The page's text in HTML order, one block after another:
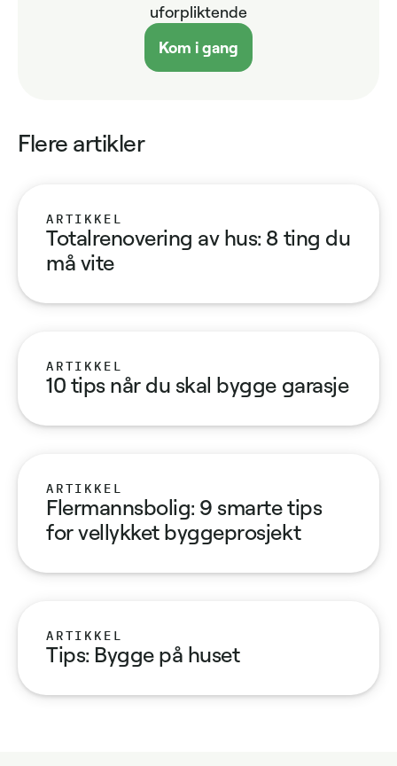
uforpliktende
Kom i gang
Flere artikler
ARTIKKEL
Totalrenovering av hus: 8 ting du
må vite
ARTIKKEL
10 tips når du skal bygge garasje
ARTIKKEL
Flermannsbolig: 9 smarte tips
for vellykket byggeprosjekt
ARTIKKEL
Tips: Bygge på huset